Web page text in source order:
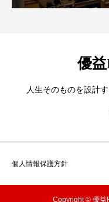
優
人生そのものを設計
個人情報保護方針
Copyright © 優益